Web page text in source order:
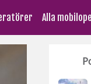
Alla